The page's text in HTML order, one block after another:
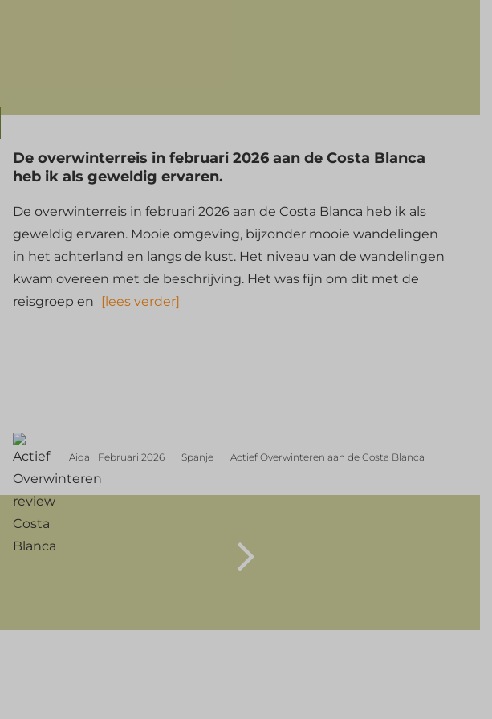
De overwinterreis in februari 2026 aan de Costa Blanca
heb ik als geweldig ervaren.
De overwinterreis in februari 2026 aan de Costa Blanca heb ik als
geweldig ervaren. Mooie omgeving, bijzonder mooie wandelingen
in het achterland en langs de kust. Het niveau van de wandelingen
kwam overeen met de beschrijving. Het was fijn om dit met de
reisgroep en
[lees verder]
Aida Februari 2026 Spanje Actief Overwinteren aan de Costa Blanca